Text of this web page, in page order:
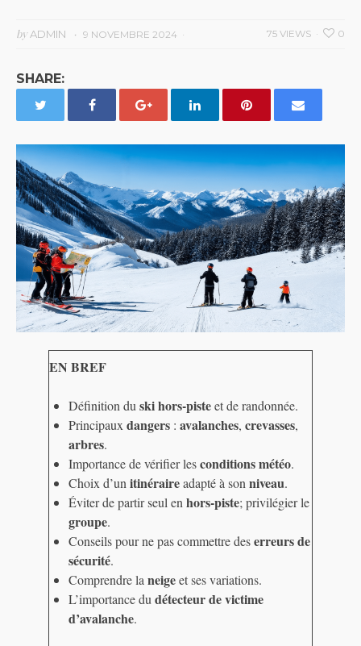
byADMIN 9 NOVEMBRE 2024 0
75 VIEWS
SHARE:
EN BREF
Définition du ski hors-pisteet de randonnée.
Principaux dangers : avalanches, crevasses,
arbres.
Importance de vérifier lesconditions météo.
Choix d’un itinéraireadapté à son niveau.
Éviter de partir seul en hors-piste; privilégier le
groupe.
Conseils pour ne pas commettre deserreurs de
sécurité.
Comprendre la neigeet ses variations.
L’importance du détecteur de victime
d’avalanche.